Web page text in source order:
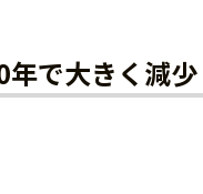
で大きく減少